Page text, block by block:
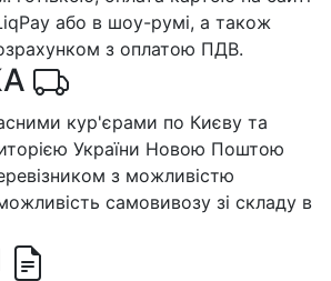
або в шоу-румі, а також
з оплатою ПДВ.
кур'єрами по Києву та
України Новою Поштою
з можливістю
самовивозу зі складу в